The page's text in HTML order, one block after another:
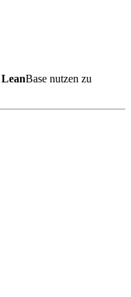
LeanBase nutzen zu